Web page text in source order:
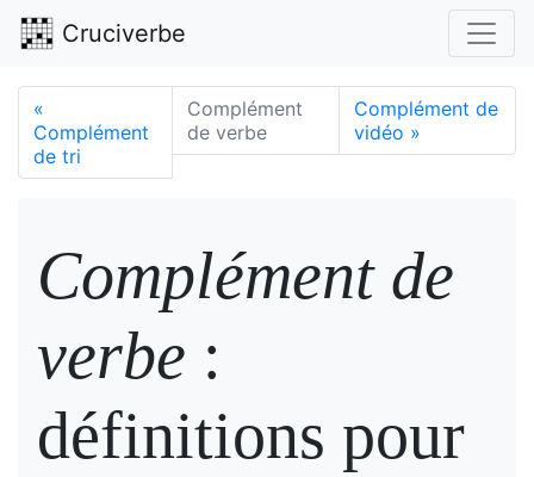
Cruciverbe
«
Complément
de tri
Complément
de verbe
Complément de
vidéo »
Complément de
verbe :
définitions pour